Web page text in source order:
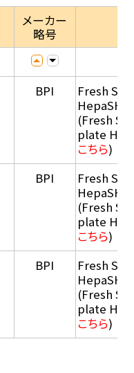
メーカー
略号
BPI
Fresh
HepaSH®
(Fresh
plate
こちら)
BPI
Fresh
HepaSH®
(Fresh
plate
こちら)
BPI
Fresh
HepaSH®
(Fresh
plate
こちら)